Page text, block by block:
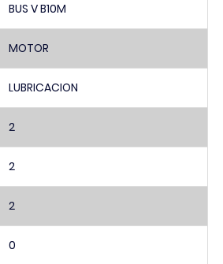
BUS V B10M
MOTOR
LUBRICACION
2
2
2
0